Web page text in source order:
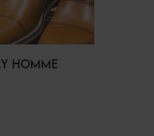
HOMME